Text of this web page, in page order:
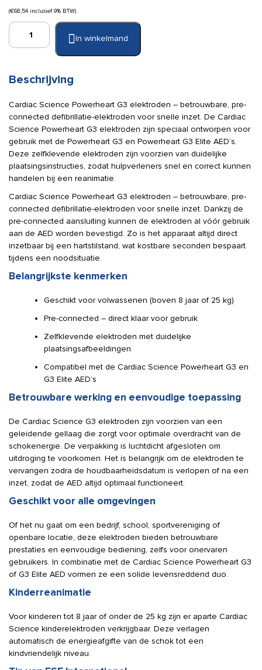
(€68,54 inclusief 9% BTW)
Cardiac
Science
G3
aantal
In winkelmand
Beschrijving
Cardiac Science Powerheart G3 elektroden – betrouwbare, pre-
connected defibrillatie-elektroden voor snelle inzet. De Cardiac
Science Powerheart G3 elektroden zijn speciaal ontworpen voor
gebruik met de Powerheart G3 en Powerheart G3 Elite AED’s.
Deze zelfklevende elektroden zijn voorzien van duidelijke
plaatsingsinstructies, zodat hulpverleners snel en correct kunnen
handelen bij een reanimatie.
Cardiac Science Powerheart G3 elektroden – betrouwbare, pre-
connected defibrillatie-elektroden voor snelle inzet. Dankzij de
pre-connected aansluiting kunnen de elektroden al vóór gebruik
aan de AED worden bevestigd. Zo is het apparaat altijd direct
inzetbaar bij een hartstilstand, wat kostbare seconden bespaart
tijdens een noodsituatie.
Belangrijkste kenmerken
Geschikt voor volwassenen (boven 8 jaar of 25 kg)
Pre-connected – direct klaar voor gebruik
Zelfklevende elektroden met duidelijke
plaatsingsafbeeldingen
Compatibel met de Cardiac Science Powerheart G3 en
G3 Elite AED’s
Betrouwbare werking en eenvoudige toepassing
De Cardiac Science G3 elektroden zijn voorzien van een
geleidende gellaag die zorgt voor optimale overdracht van de
schokenergie. De verpakking is luchtdicht afgesloten om
uitdroging te voorkomen. Het is belangrijk om de elektroden te
vervangen zodra de houdbaarheidsdatum is verlopen of na een
inzet, zodat de AED altijd optimaal functioneert.
Geschikt voor alle omgevingen
Of het nu gaat om een bedrijf, school, sportvereniging of
openbare locatie, deze elektroden bieden betrouwbare
prestaties en eenvoudige bediening, zelfs voor onervaren
gebruikers. In combinatie met de Cardiac Science Powerheart G3
of G3 Elite AED vormen ze een solide levensreddend duo.
Kinderreanimatie
Voor kinderen tot 8 jaar of onder de 25 kg zijn er aparte Cardiac
Science kinderelektroden verkrijgbaar. Deze verlagen
automatisch de energieafgifte van de schok tot een
kindvriendelijk niveau.